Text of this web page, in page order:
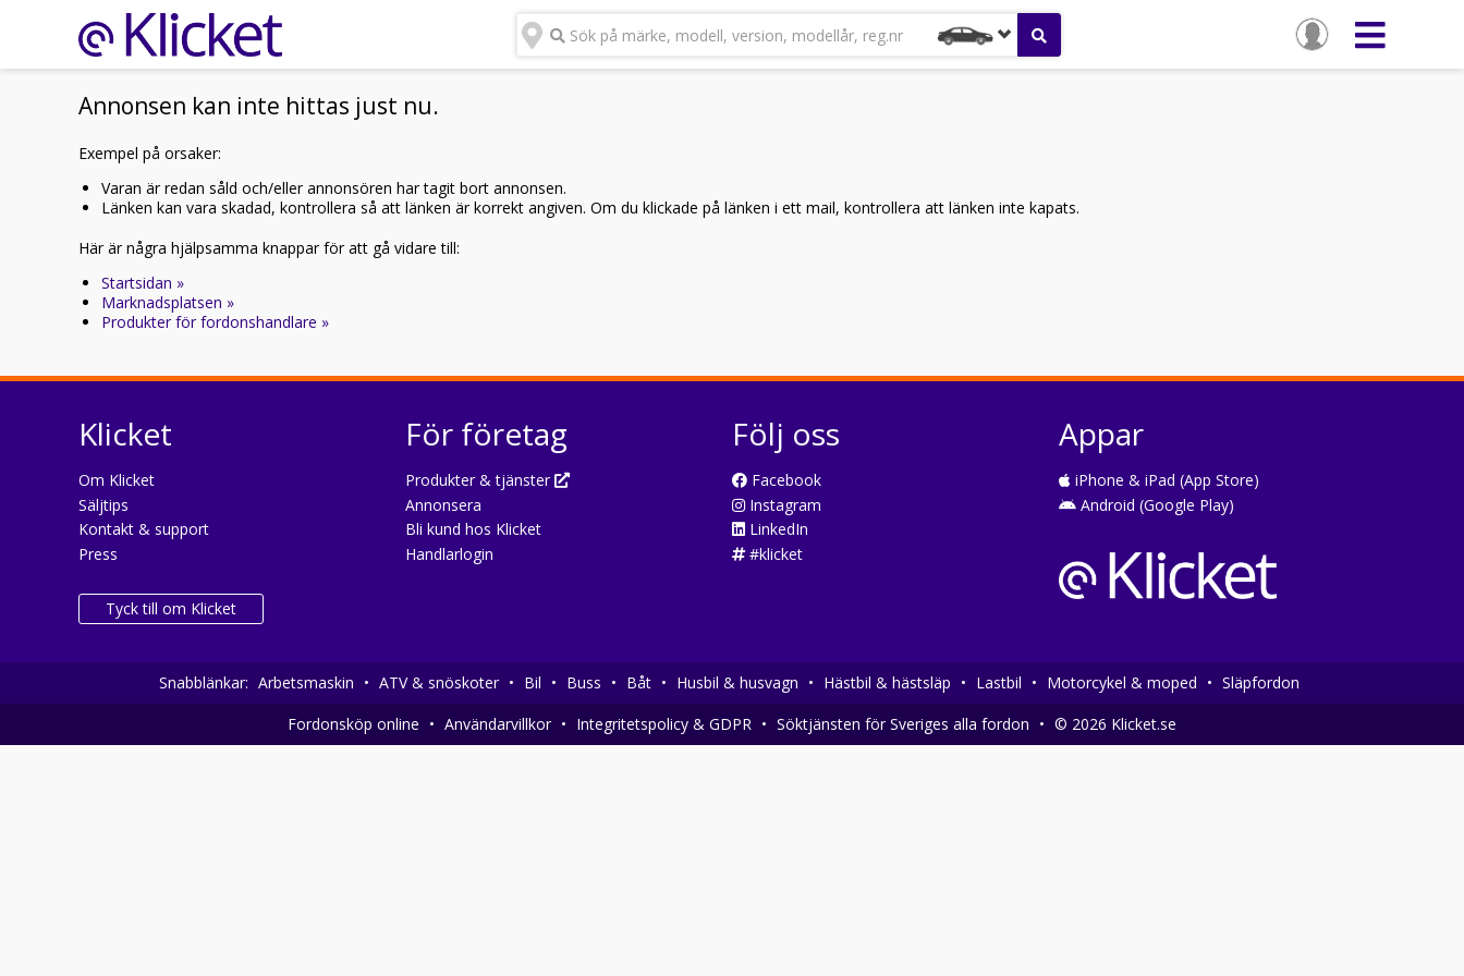
Sök på märke, modell, version, modellår, reg.nr
Annonsen kan inte hittas just nu.
Exempel på orsaker:
Varan är redan såld och/eller annonsören har tagit bort annonsen.
Länken kan vara skadad, kontrollera så att länken är korrekt angiven. Om du klickade på länken i ett mail, kontrollera att länken inte kapats.
Här är några hjälpsamma knappar för att gå vidare till:
Startsidan »
Marknadsplatsen »
Produkter för fordonshandlare »
Klicket
Om Klicket
Säljtips
Kontakt & support
Press
Tyck till om Klicket
För företag
Produkter & tjänster
Annonsera
Bli kund hos Klicket
Handlarlogin
Följ oss
Facebook
Instagram
LinkedIn
#klicket
Appar
iPhone & iPad (App Store)
Android (Google Play)
Snabblänkar: Arbetsmaskin • ATV & snöskoter • Bil • Buss • Båt • Husbil & husvagn • Hästbil & hästsläp • Lastbil • Motorcykel & moped • Släpfordon
Fordonsköp online • Användarvillkor • Integritetspolicy & GDPR • Söktjänsten för Sveriges alla fordon • © 2026 Klicket.se